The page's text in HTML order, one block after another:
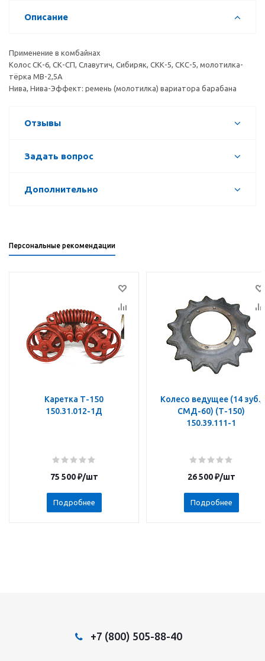
Описание
Применение в комбайнах
Колос СК-6, СК-СП, Славутич, Сибиряк, СКК-5, СКС-5, молотилка-
тёрка МВ-2,5А
Нива, Нива-Эффект: ремень (молотилка) вариатора барабана
Отзывы
Задать вопрос
Дополнительно
Персональные рекомендации
Каретка Т-150
150.31.012-1Д
75 500₽/шт
Подробнее
Колесо ведущее (14 зуб.,
СМД-60) (Т-150)
150.39.111-1
26 500₽/шт
Подробнее
+7 (800) 505-88-40